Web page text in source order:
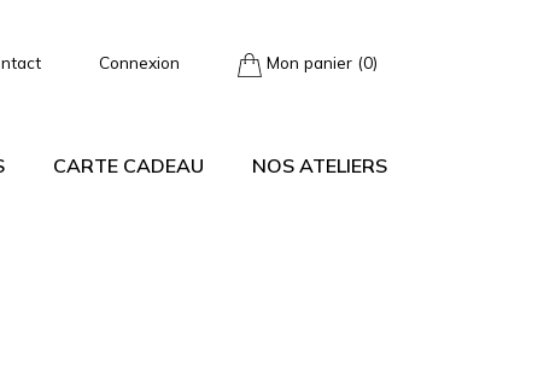
Connexion Mon panier (0)
CARTE CADEAU NOS ATELIERS